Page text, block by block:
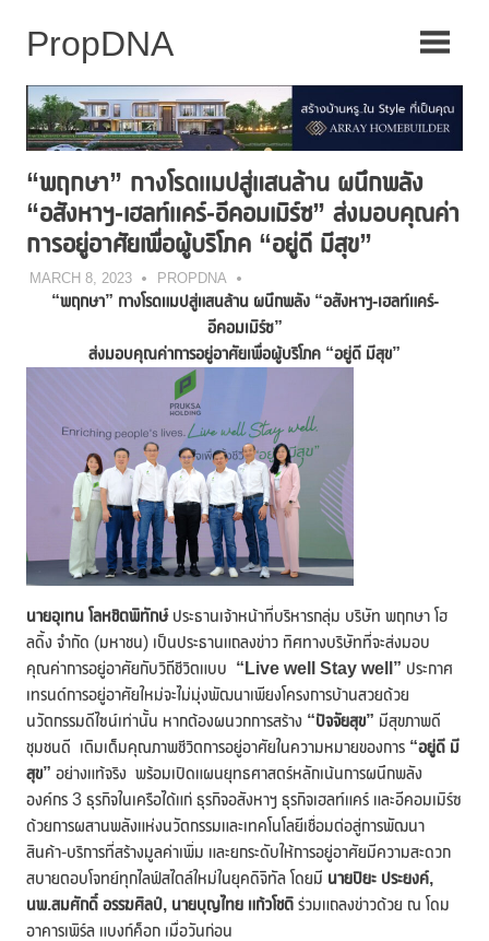
“พฤกษา” กางโรดแมปสู่แสนล้าน ผนึกพลัง
“อสังหาฯ-เฮลท์แคร์-อีคอมเมิร์ซ” ส่งมอบคุณค่า
การอยู่อาศัยเพื่อผู้บริโภค “อยู่ดี มีสุข”
MARCH 8, 2023 PROPDNA
“พฤกษา” กางโรดแมปสู่แสนล้าน ผนึกพลัง “อสังหาฯ-เฮลท์แคร์-
อีคอมเมิร์ซ”
ส่งมอบคุณค่าการอยู่อาศัยเพื่อผู้บริโภค “อยู่ดี มีสุข”
นายอุเทน โลหชิตพิทักษ์ประธานเจ้าหน้าที่บริหารกลุ่ม บริษัท พฤกษา โฮ
ลดิ้ง จำกัด (มหาชน) เป็นประธานแถลงข่าว ทิศทางบริษัทที่จะส่งมอบ
คุณค่าการอยู่อาศัยกับวิถีชีวิตแบบ “ Live well Stay well” ประกาศ
เทรนด์การอยู่อาศัยใหม่จะไม่มุ่งพัฒนาเพียงโครงการบ้านสวยด้วย
นวัตกรรมดีไซน์เท่านั้น หากต้องผนวกการสร้าง “ปัจจัยสุข” มีสุขภาพดี
ชุมชนดี เติมเต็มคุณภาพชีวิตการอยู่อาศัยในความหมายของการ “อยู่ดี มี
สุข” อย่างแท้จริง พร้อมเปิดแผนยุทธศาสตร์หลักเน้นการผนึกพลัง
องค์กร 3 ธุรกิจในเครือได้แก่ ธุรกิจอสังหาฯ ธุรกิจเฮลท์แคร์ และอีคอมเมิร์ซ
ด้วยการผสานพลังแห่งนวัตกรรมและเทคโนโลยีเชื่อมต่อสู่การพัฒนา
สินค้า-บริการที่สร้างมูลค่าเพิ่ม และยกระดับให้การอยู่อาศัยมีความสะดวก
สบายตอบโจทย์ทุกไลฟ์สไตล์ใหม่ในยุคดิจิทัล โดยมี นายปิยะ ประยงค์,
นพ.สมศักดิ์ อรรฆศิลป์, นายบุญไทย แก้วโชติ ร่วมแถลงข่าวด้วย ณ โดม
อาคารเพิร์ล แบงก์ค็อก เมื่อวันก่อน